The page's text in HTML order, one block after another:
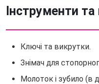
Інструменти
Ключі та викрутки.
Знімач для
Молоток і зубило (в